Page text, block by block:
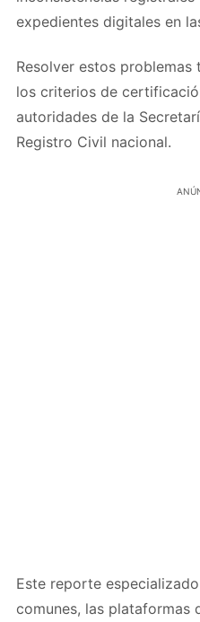
expedientes digitales en
Resolver estos
los criterios de
autoridades de la
Registro Civil nacional.
Este reporte
comunes, las plataformas